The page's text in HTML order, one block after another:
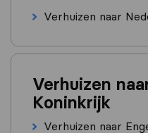
Verhuizen naar
Verhuizen
Koninkrijk
Verhuizen naar